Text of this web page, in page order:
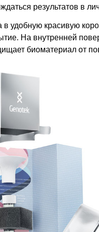
результатов в
удобную красивую
На внутренней
биоматериал от